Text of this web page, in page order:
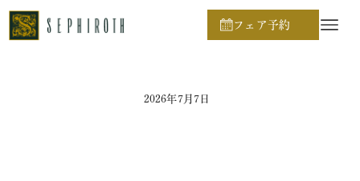
フェア予約
ホーム
2026年7月7日